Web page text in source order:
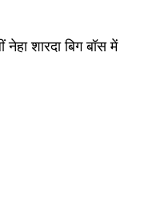
नेहा शारदा बिग बॉस में